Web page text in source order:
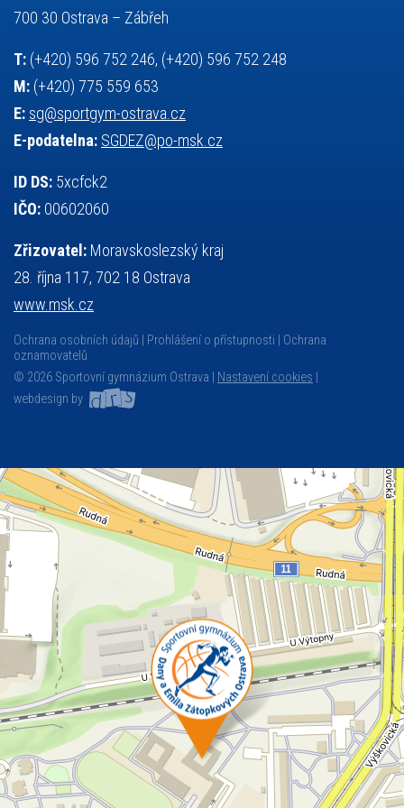
základy společenských věd
700 30 Ostrava – Zábřeh
T: (+420) 596 752 246, (+420) 596 752 248
M: (+420) 775 559 653
E: sg@sportgym-ostrava.cz
E-podatelna: SGDEZ@po-msk.cz
ID DS: 5xcfck2
IČO: 00602060
Zřizovatel: Moravskoslezský kraj
28. října 117, 702 18 Ostrava
www.msk.cz
Ochrana osobních údajů Prohlášení o přístupnosti
Ochrana
oznamovatelů
© 2026 Sportovní gymnázium Ostrava |
Nastavení cookies
webdesign by